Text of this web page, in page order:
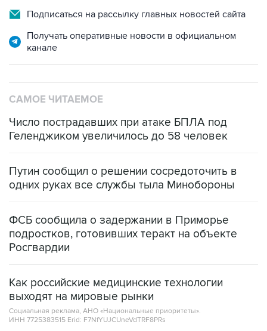
Подписаться на рассылку главных новостей сайта
Получать оперативные новости в официальном
канале
САМОЕ ЧИТАЕМОЕ
Число пострадавших при атаке БПЛА под
Геленджиком увеличилось до 58 человек
Путин сообщил о решении сосредоточить в
одних руках все службы тыла Минобороны
ФСБ сообщила о задержании в Приморье
подростков, готовивших теракт на объекте
Росгвардии
Как российские медицинские технологии
выходят на мировые рынки
Социальная реклама, АНО «Национальные приоритеты».
ИНН 7725383515 Erid: F7NfYUJCUneVdTRF8PRs